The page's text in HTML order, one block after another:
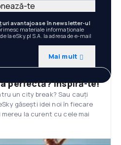
avantajoase în newsletter-ul
materiale informaționale
la eSky.pl S.A. la adresa de e-mail
Mai mult
te
perfectă? Inspiră-te!
un city break? Sau cauți
găsești idei noi în fiecare
la curent cu cele mai